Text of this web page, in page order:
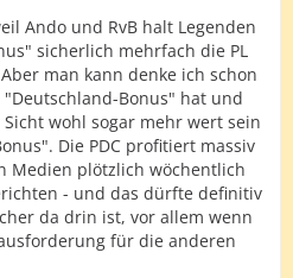
Ando und RvB halt Legenden
sicherlich mehrfach die PL
man kann denke ich schon
"Deutschland-Bonus" hat und
wohl sogar mehr wert sein
Die PDC profitiert massiv
Medien plötzlich wöchentlich
- und das dürfte definitiv
da drin ist, vor allem wenn
für die anderen